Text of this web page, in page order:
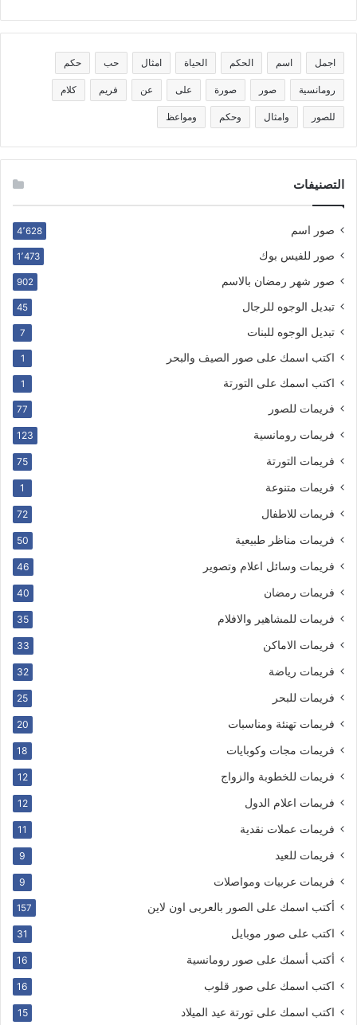
اجمل اسم الحكم الحياة امثال حب حكم
رومانسية صور صورة على عن فريم كلام
للصور وامثال وحكم ومواعظ
التصنيفات
صور اسم 4٬628
صور للفيس بوك 1٬473
صور شهر رمضان بالاسم 902
تبديل الوجوه للرجال 45
تبديل الوجوه للبنات 7
اكتب اسمك على صور الصيف والبحر 1
اكتب اسمك على التورتة 1
فريمات للصور 77
فريمات رومانسية 123
فريمات التورتة 75
فريمات متنوعة 1
فريمات للاطفال 72
فريمات مناظر طبيعية 50
فريمات وسائل اعلام وتصوير 46
فريمات رمضان 40
فريمات للمشاهير والافلام 35
فريمات الاماكن 33
فريمات رياضة 32
فريمات للبحر 25
فريمات تهنئة ومناسبات 20
فريمات مجات وكوبايات 18
فريمات للخطوبة والزواج 12
فريمات اعلام الدول 12
فريمات عملات نقدية 11
فريمات للعيد 9
فريمات عربيات ومواصلات 9
أكتب اسمك على الصور بالعربى اون لاين 157
اكتب على صور موبايل 31
أكتب أسمك على صور رومانسية 16
اكتب اسمك على صور قلوب 16
اكتب اسمك على تورتة عيد الميلاد 15